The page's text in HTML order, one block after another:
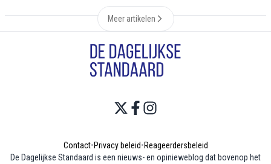
Meer artikelen
Contact•Privacy beleid•Reageerdersbeleid
De Dagelijkse Standaard is een nieuws- en opinieweblog dat bovenop het